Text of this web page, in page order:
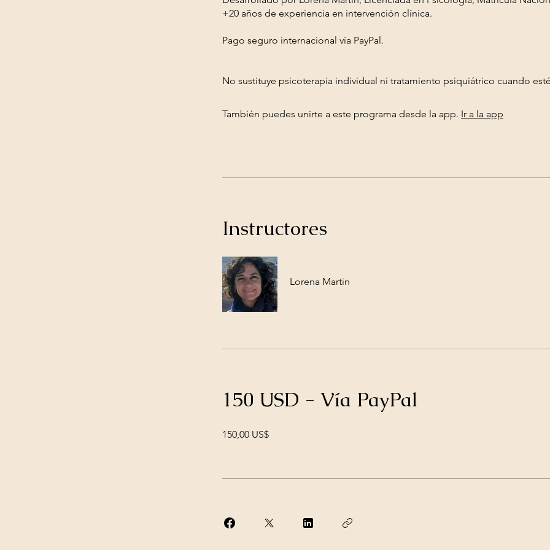
+20 años de experiencia en intervención clínica.
Pago seguro internacional vía PayPal.
No sustituye psicoterapia individual ni tratamiento psiquiátrico cuando
También puedes unirte a este programa desde la app. Ir a la app
Instructores
Lorena Martin
150 USD - Vía PayPal
150,00 US$